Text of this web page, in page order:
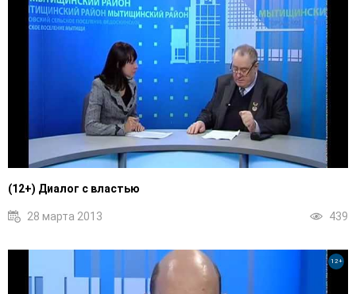
(12+) Диалог с властью
28 марта 2013 439
12+